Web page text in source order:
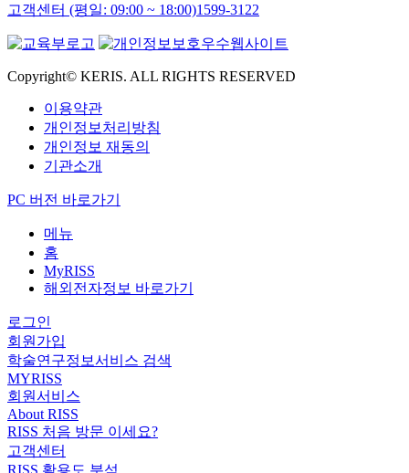
고객센터 (평일: 09:00 ~ 18:00)1599-3122
Copyright© KERIS. ALL RIGHTS RESERVED
이용약관
개인정보처리방침
개인정보 재동의
기관소개
PC 버전 바로가기
메뉴
홈
MyRISS
해외전자정보 바로가기
로그인
회원가입
학술연구정보서비스 검색
MYRISS
회원서비스
About RISS
RISS 처음 방문 이세요?
고객센터
RISS 활용도 분석